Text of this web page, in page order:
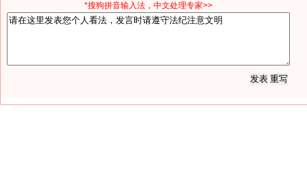
*搜狗拼音输入法，中文处理专家>>